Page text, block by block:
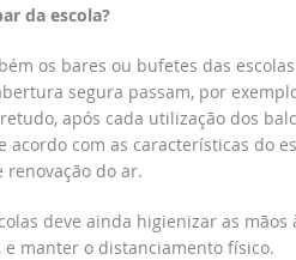
da escola?
os bares ou bufetes das
segura passam, por
após cada utilização dos
acordo com as características do
renovação do ar.
deve ainda higienizar as
manter o distanciamento físico.